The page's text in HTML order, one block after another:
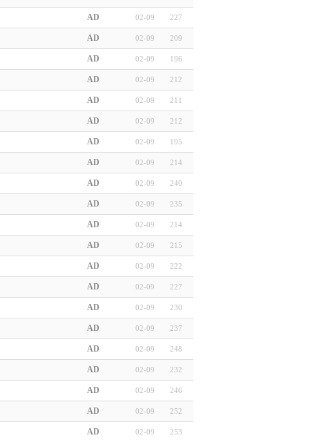
AD 02-09 227
AD 02-09 209
AD 02-09 196
AD 02-09 212
AD 02-09 211
AD 02-09 212
AD 02-09 195
AD 02-09 214
AD 02-09 240
AD 02-09 235
AD 02-09 214
AD 02-09 215
AD 02-09 222
AD 02-09 227
AD 02-09 230
AD 02-09 237
AD 02-09 248
AD 02-09 232
AD 02-09 246
AD 02-09 252
AD 02-09 253